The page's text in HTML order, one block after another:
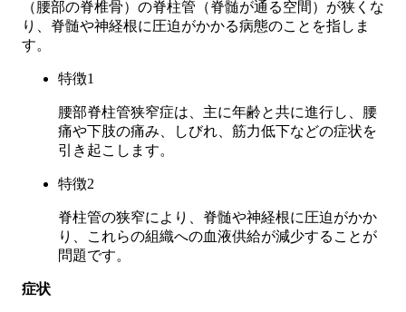
（腰部の脊椎骨）の脊柱管（脊髄が通る空間）が狭くな
り、脊髄や神経根に圧迫がかかる病態のことを指しま
す。
特徴1
腰部脊柱管狭窄症は、主に年齢と共に進行し、腰
痛や下肢の痛み、しびれ、筋力低下などの症状を
引き起こします。
特徴2
脊柱管の狭窄により、脊髄や神経根に圧迫がかか
り、これらの組織への血液供給が減少することが
問題です。
症状